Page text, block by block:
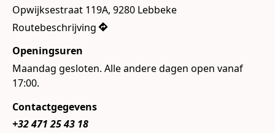
Opwijksestraat 119A, 9280 Lebbeke
Routebeschrijving
Openingsuren
Maandag gesloten. Alle andere dagen open vanaf
17:00.
Contactgegevens
+32 471 25 43 18